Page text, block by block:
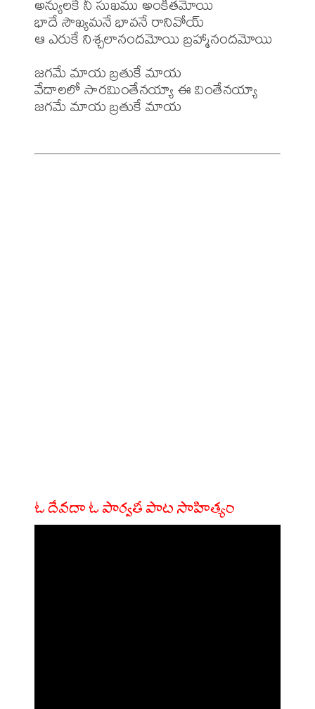
భాదే సౌఖ్యమనే భావనే రానివోయ్
ఆ ఎరుకే నిశ్చలానందమోయి బ్రహ్మానందమోయి
జగమే మాయ బ్రతుకే మాయ
వేదాలలో సారమింతేనయ్యా ఈ వింతేనయ్యా
జగమే మాయ బ్రతుకే మాయ
ఓ దేవదా ఓ పార్వతీ పాట సాహిత్యం